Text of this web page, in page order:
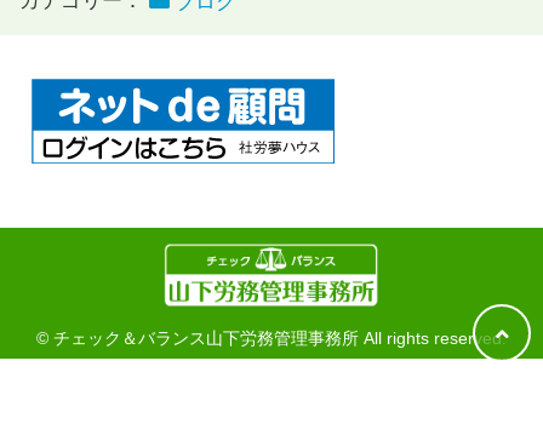
© チェック＆バランス山下労務管理事務所 All rights reserved.